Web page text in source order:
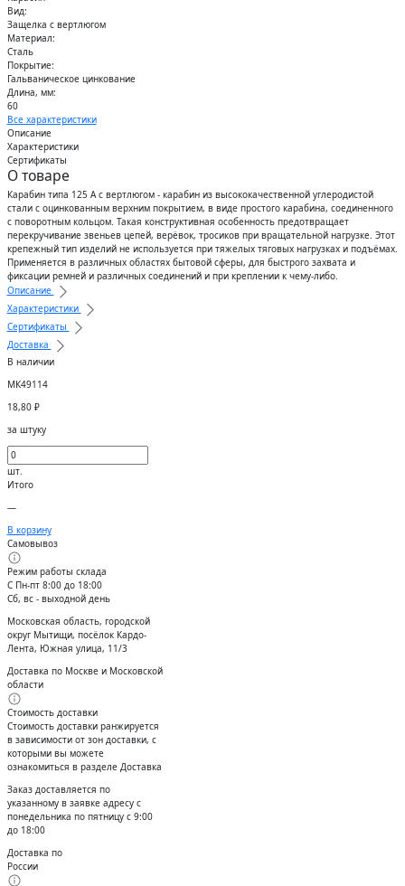
Вид:
Защелка с вертлюгом
Материал:
Сталь
Покрытие:
Гальваническое цинкование
Длина, мм:
60
Все характеристики
Описание
Характеристики
Сертификаты
О товаре
Карабин типа 125 А с вертлюгом - карабин из высококачественной углеродистой
стали с оцинкованным верхним покрытием, в виде простого карабина, соединенного
с поворотным кольцом. Такая конструктивная особенность предотвращает
перекручивание звеньев цепей, верёвок, тросиков при вращательной нагрузке. Этот
крепежный тип изделий не используется при тяжелых тяговых нагрузках и подъёмах.
Применяется в различных областях бытовой сферы, для быстрого захвата и
фиксации ремней и различных соединений и при креплении к чему-либо.
Описание
Характеристики
Сертификаты
Доставка
В наличии
МК49114
18,80₽
за штуку
шт.
Итого
—
В корзину
Самовывоз
Режим работы склада
С Пн-пт 8:00 до 18:00
Сб, вс - выходной день
Московская область, городской
округ Мытищи, посёлок Кардо-
Лента, Южная улица, 11/3
Доставка по Москве и Московской
области
Стоимость доставки
Стоимость доставки ранжируется
в зависимости от зон доставки, с
которыми вы можете
ознакомиться в разделе Доставка
Заказ доставляется по
указанному в заявке адресу с
понедельника по пятницу с 9:00
до 18:00
Доставка по
России